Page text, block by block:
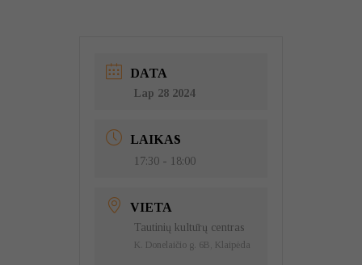
DATA
Lap 28 2024
LAIKAS
17:30 - 18:00
VIETA
Tautinių kultūrų centras
K. Donelaičio g. 6B, Klaipėda